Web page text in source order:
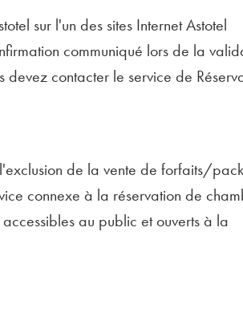
sur l'un des sites Internet Astotel
communiqué lors de la
contacter le service de
de la vente de forfaits/
connexe à la réservation de
au public et ouverts à la